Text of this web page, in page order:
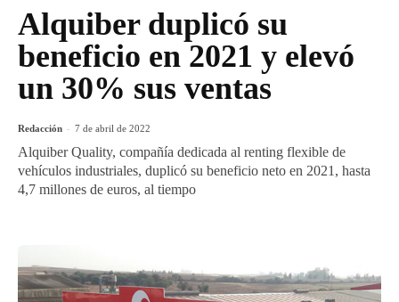
Alquiber duplicó su
beneficio en 2021 y elevó
un 30% sus ventas
Redacción - 7 de abril de 2022
Alquiber Quality, compañía dedicada al renting flexible de
vehículos industriales, duplicó su beneficio neto en 2021, hasta
4,7 millones de euros, al tiempo